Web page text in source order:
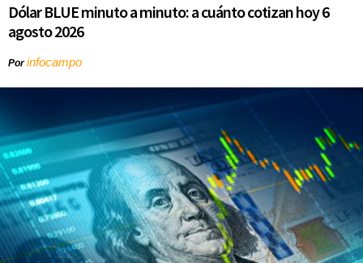
Dólar BLUE minuto a minuto: a cuánto cotizan hoy 6
agosto 2026
Porinfocampo